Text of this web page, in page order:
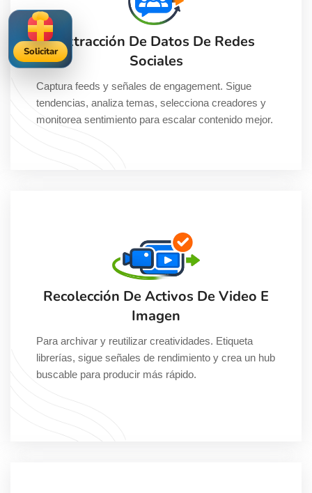
Extracción De Datos De Redes
Sociales
Captura feeds y señales de engagement. Sigue
tendencias, analiza temas, selecciona creadores y
monitorea sentimiento para escalar contenido mejor.
Recolección De Activos De Video E
Imagen
Para archivar y reutilizar creatividades. Etiqueta
librerías, sigue señales de rendimiento y crea un hub
buscable para producir más rápido.
Solicitar